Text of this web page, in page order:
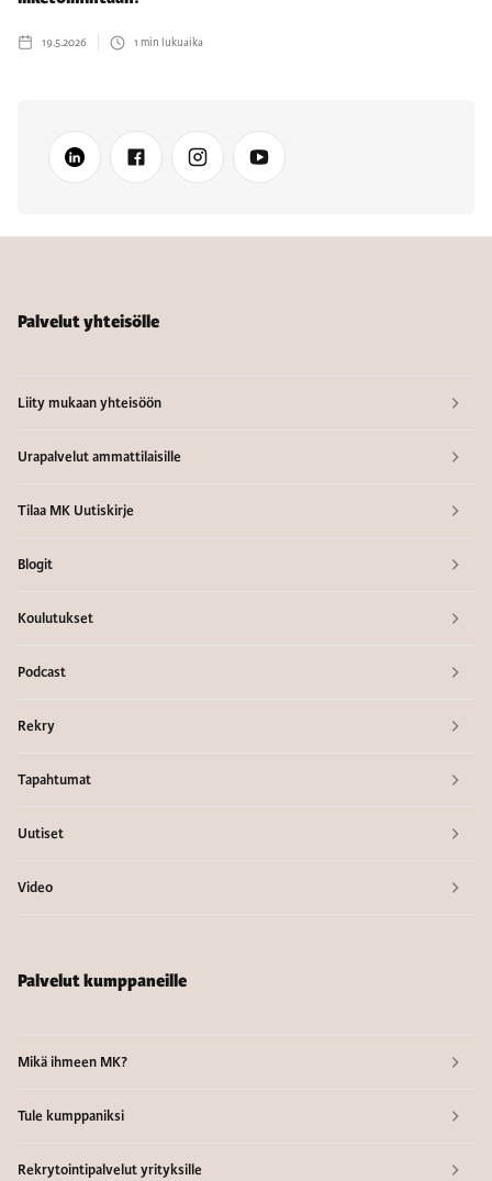
19.5.2026 1 min lukuaika
Palvelut yhteisölle
Liity mukaan yhteisöön
Urapalvelut ammattilaisille
Tilaa MK Uutiskirje
Blogit
Koulutukset
Podcast
Rekry
Tapahtumat
Uutiset
Video
Palvelut kumppaneille
Mikä ihmeen MK?
Tule kumppaniksi
Rekrytointipalvelut yrityksille